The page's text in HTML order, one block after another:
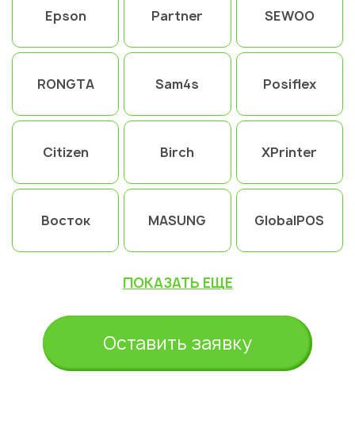
Epson Partner SEWOO
RONGTA Sam4s Posiflex
Citizen Birch XPrinter
Восток MASUNG GlobalPOS
ПОКАЗАТЬ ЕЩЕ
Оставить заявку